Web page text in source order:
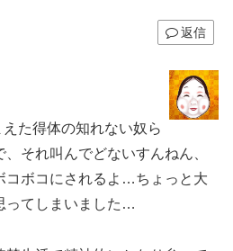
返信
た得体の知れない奴ら
それ叫んでどないすんねん、
コボコにされるよ…ちょっと大
ってしまいました…